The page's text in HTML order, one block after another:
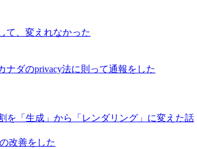
て、変えれなかった
ナダのprivacy法に則って通報をした
を「生成」から「レンダリング」に変えた話
改善をした